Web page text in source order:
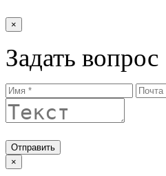
×
Задать вопрос
Отправить
×